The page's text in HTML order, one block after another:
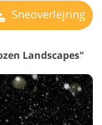
Sneoverlejring
Landscapes"